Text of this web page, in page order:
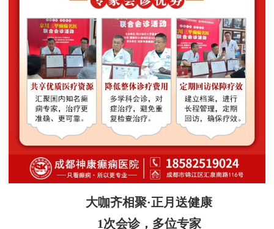
大咖齐相聚·正月送健康
1次会诊，多位专家